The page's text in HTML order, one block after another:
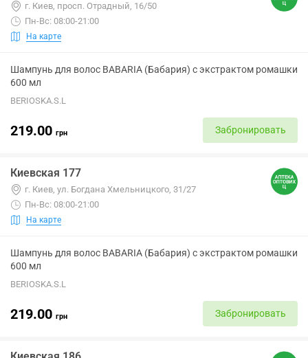
г. Киев, просп. Отрадный, 16/50
Пн-Вс: 08:00-21:00
На карте
Шампунь для волос BABARIA (Бабария) с экстрактом ромашки
600 мл
BERIOSKA.S.L
219.00 грн Забронировать
Киевская 177
г. Киев, ул. Богдана Хмельницкого, 31/27
Пн-Вс: 08:00-21:00
На карте
Шампунь для волос BABARIA (Бабария) с экстрактом ромашки
600 мл
BERIOSKA.S.L
219.00 грн Забронировать